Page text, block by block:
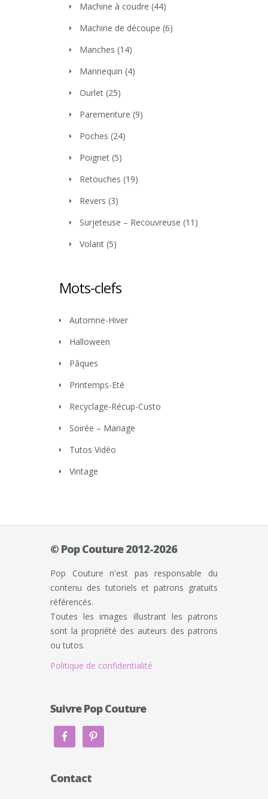
Machine à coudre (44)
Machine de découpe (6)
Manches (14)
Mannequin (4)
Ourlet (25)
Parementure (9)
Poches (24)
Poignet (5)
Retouches (19)
Revers (3)
Surjeteuse – Recouvreuse (11)
Volant (5)
Mots-clefs
Automne-Hiver
Halloween
Pâques
Printemps-Eté
Recyclage-Récup-Custo
Soirée – Mariage
Tutos Vidéo
Vintage
© Pop Couture 2012-2026
Pop Couture n'est pas responsable du
contenu des tutoriels et patrons gratuits
référencés.
Toutes les images illustrant les patrons
sont la propriété des auteurs des patrons
ou tutos.
Politique de confidentialité
Suivre Pop Couture
Contact